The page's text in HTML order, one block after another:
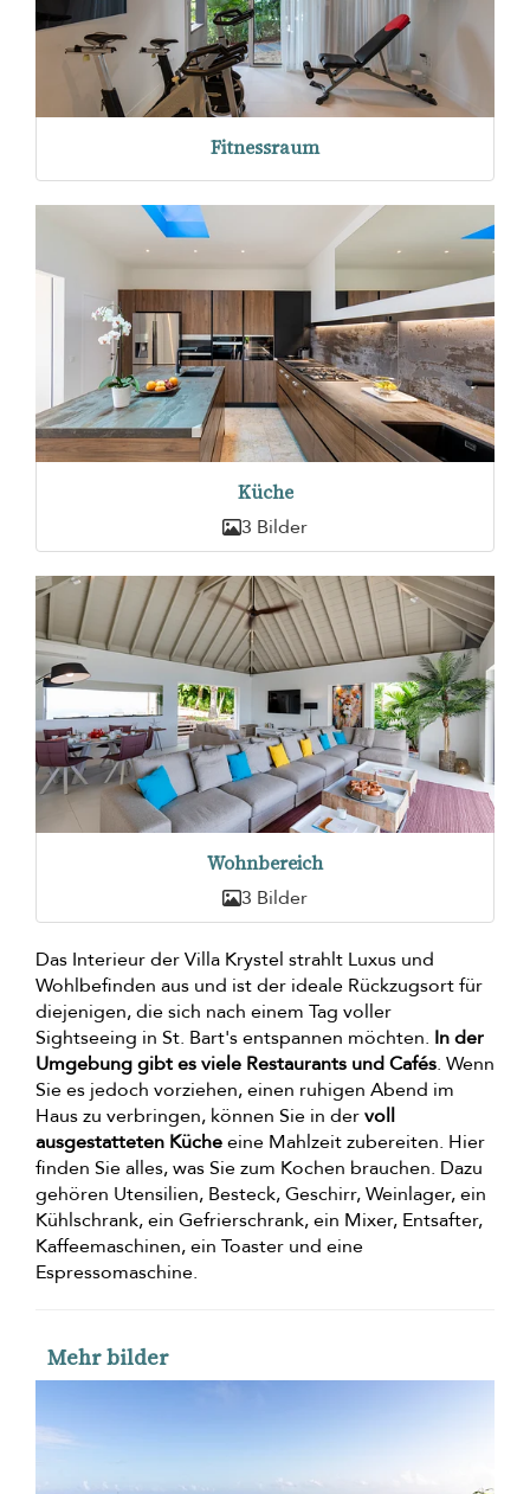
Fitnessraum
Küche
3 Bilder
Wohnbereich
3 Bilder
Das Interieur der Villa Krystel strahlt Luxus und
Wohlbefinden aus und ist der ideale Rückzugsort für
diejenigen, die sich nach einem Tag voller
Sightseeing in St. Bart's entspannen möchten. In der
Umgebung gibt es viele Restaurants und Cafés. Wenn
Sie es jedoch vorziehen, einen ruhigen Abend im
Haus zu verbringen, können Sie in dervoll
ausgestatteten Kücheeine Mahlzeit zubereiten. Hier
finden Sie alles, was Sie zum Kochen brauchen. Dazu
gehören Utensilien, Besteck, Geschirr, Weinlager, ein
Kühlschrank, ein Gefrierschrank, ein Mixer, Entsafter,
Kaffeemaschinen, ein Toaster und eine
Espressomaschine.
Mehr bilder